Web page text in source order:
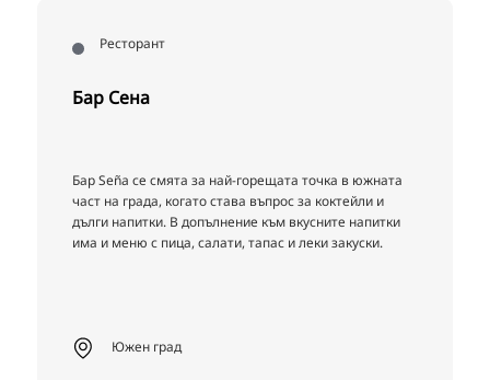
Ресторант
Бар Сена
Бар Seña се смята за най-горещата точка в южната
част на града, когато става въпрос за коктейли и
дълги напитки. В допълнение към вкусните напитки
има и меню с пица, салати, тапас и леки закуски.
Южен град